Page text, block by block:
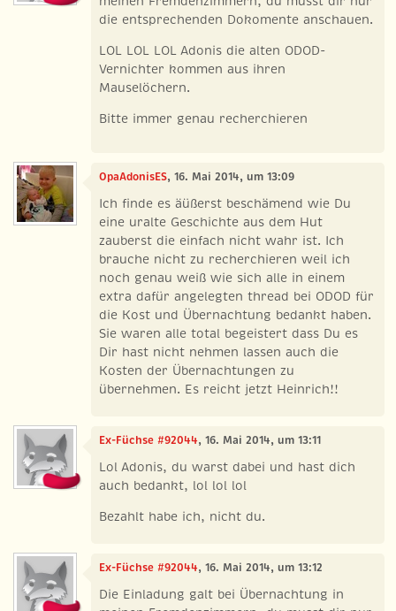
die entsprechenden Dokomente anschauen.
LOL LOL LOL Adonis die alten ODOD-
Vernichter kommen aus ihren
Mauselöchern.
Bitte immer genau recherchieren
OpaAdonisES, 16. Mai 2014, um 13:09
Ich finde es äüßerst beschämend wie Du
eine uralte Geschichte aus dem Hut
zauberst die einfach nicht wahr ist. Ich
brauche nicht zu recherchieren weil ich
noch genau weiß wie sich alle in einem
extra dafür angelegten thread bei ODOD für
die Kost und Übernachtung bedankt haben.
Sie waren alle total begeistert dass Du es
Dir hast nicht nehmen lassen auch die
Kosten der Übernachtungen zu
übernehmen. Es reicht jetzt Heinrich!!
Ex-Füchse #92044, 16. Mai 2014, um 13:11
Lol Adonis, du warst dabei und hast dich
auch bedankt, lol lol lol
Bezahlt habe ich, nicht du.
Ex-Füchse #92044, 16. Mai 2014, um 13:12
Die Einladung galt bei Übernachtung in